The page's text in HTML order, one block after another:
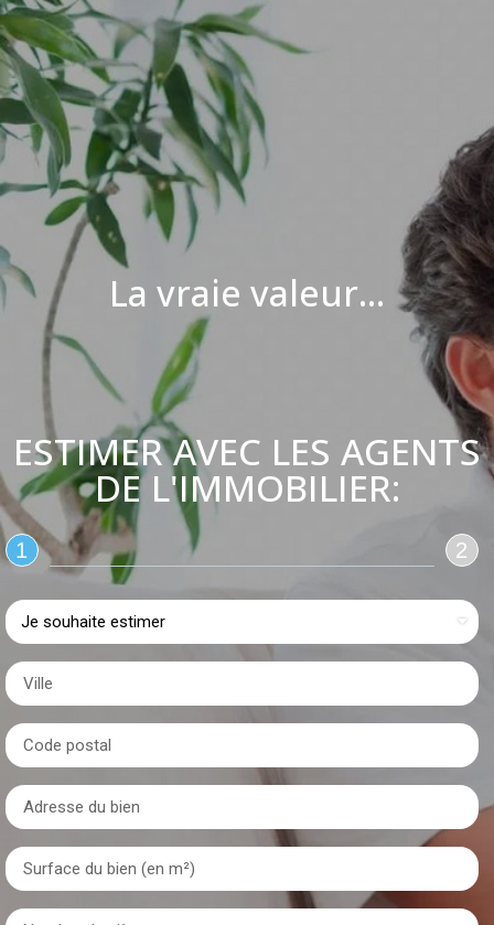
La vraie valeur...
ESTIMER AVEC LES AGENTS
DE L'IMMOBILIER:
1 2